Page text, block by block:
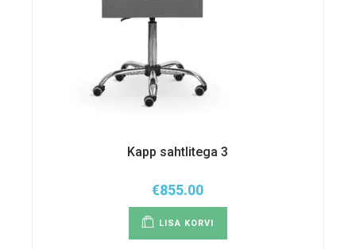
Kapp sahtlitega 3
€855.00
LISA KORVI